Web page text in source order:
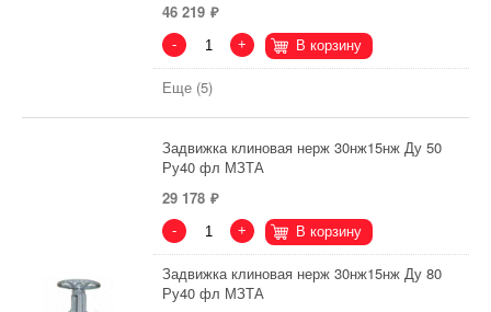
46 219
- + В корзину
Еще (5)
Задвижка клиновая нерж 30нж15нж Ду 50
Ру40 фл МЗТА
29 178
- + В корзину
Задвижка клиновая нерж 30нж15нж Ду 80
Ру40 фл МЗТА